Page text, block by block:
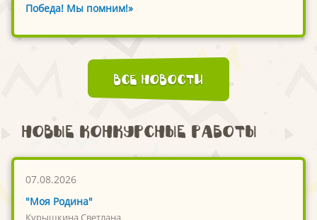
Победа! Мы помним!»
Все новости
Новые конкурсные работы
07.08.2026
"Моя Родина"
Курышкина Светлана